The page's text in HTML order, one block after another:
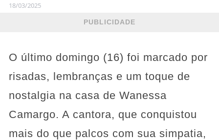
18/03/2025
PUBLICIDADE
O último domingo (16) foi marcado por
risadas, lembranças e um toque de
nostalgia na casa de Wanessa
Camargo. A cantora, que conquistou
mais do que palcos com sua simpatia,